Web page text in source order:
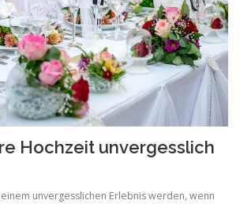
Hochzeit unvergesslich
unvergesslichen Erlebnis werden, wenn